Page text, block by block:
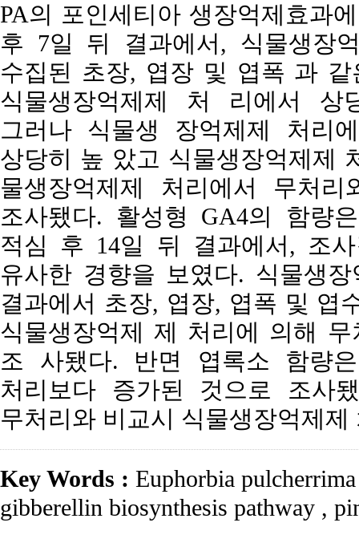
PA의 포인세티아 생장억제효과
후 7일 뒤 결과에서, 식물생장
수집된 초장, 엽장 및 엽폭 과
식물생장억제제 처 리에서 상
그러나 식물생 장억제제 처리
상당히 높 았고 식물생장억제제
물생장억제제 처리에서 무처
조사됐다. 활성형 GA4의 함량
적심 후 14일 뒤 결과에서, 조
유사한 경향을 보였다. 식물생
결과에서 초장, 엽장, 엽폭 및 엽
식물생장억제 제 처리에 의해
조 사됐다. 반면 엽록소 함량
처리보다 증가된 것으로 조사
무처리와 비교시 식물생장억제
Key Words : Euphorbia
gibberellin biosynthesis pathway ,